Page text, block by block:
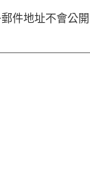
件地址不會公開